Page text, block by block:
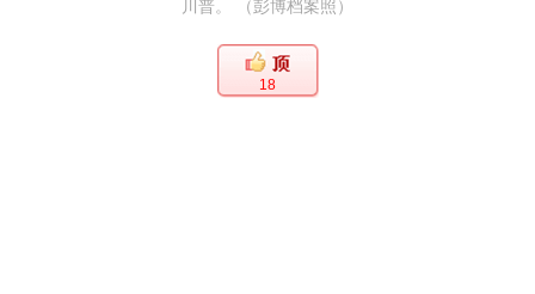
川普。 （彭博档案照）
18